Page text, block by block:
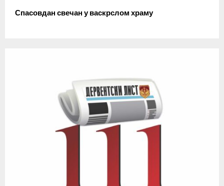
Спасовдан свечан у васкрслом храму